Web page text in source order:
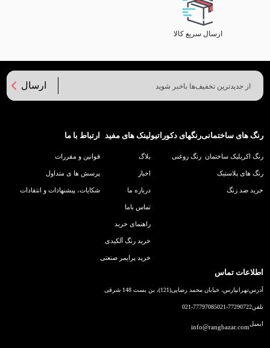
ارسال سریع کالا
ارسال
رنگ های ساختمانی
رنگ اکریلیک ساختمان
رنگ های پلاستیک
خرید ضد زنگ
رنگهای دکوراتیو
رنگ روغنی
لینک های مفید
بلاگ
اخبار
درباره ما
تماس باما
راهنمای خرید
خرید رنگ آلکیدی
خرید پرایمر صنعتی
ارتباط با ما
قوانین و مقررات
پرسش ها ی متداول
شکایات، پیشنهادات و انتقادات
اطلاعات تماس
آدرستهرانپارس، خیابان محمد رضایی(121)، بن بست 148 شرقی
تلفن021-77290722
021-77797085
ایمیلinfo@rangbazar.com